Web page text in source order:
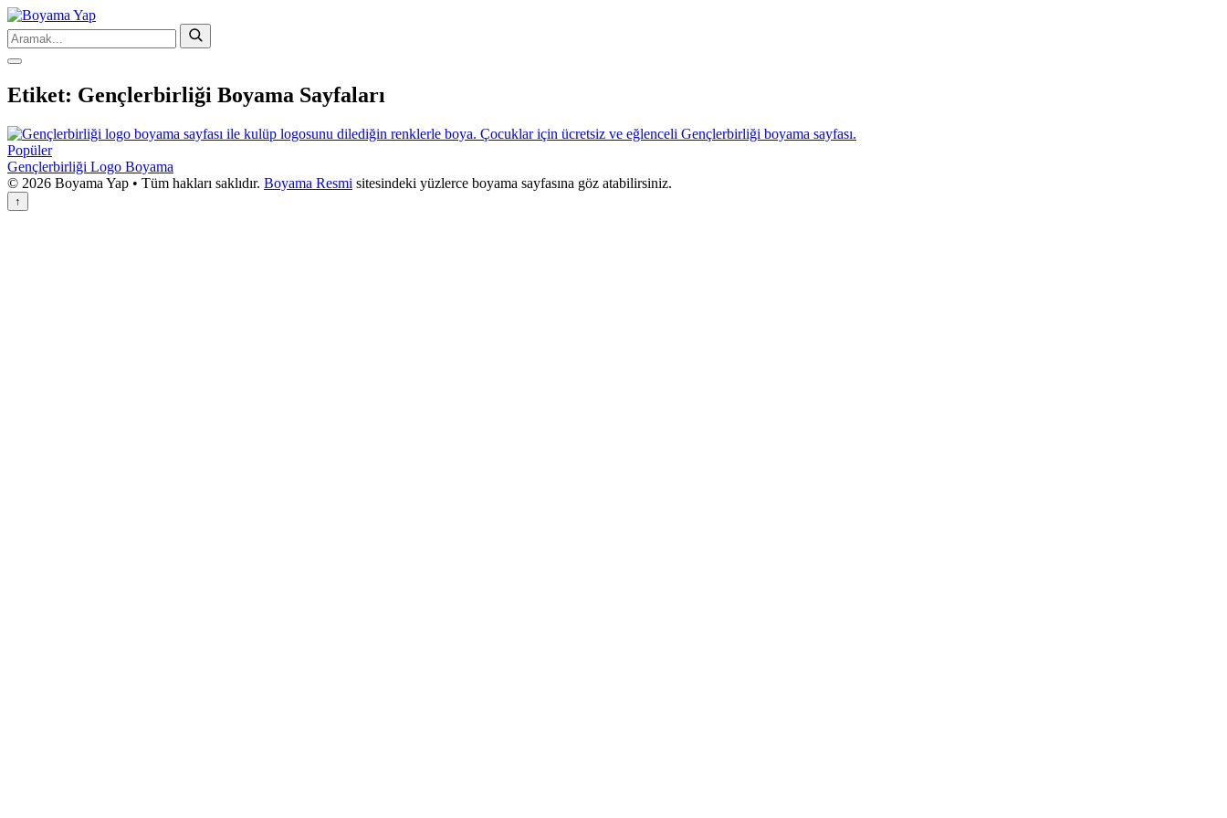
Etiket: Gençlerbirliği Boyama Sayfaları
Popüler
Gençlerbirliği Logo Boyama
© 2026 Boyama Yap • Tüm hakları saklıdır. Boyama Resmi sitesindeki yüzlerce boyama sayfasına göz atabilirsiniz.
↑